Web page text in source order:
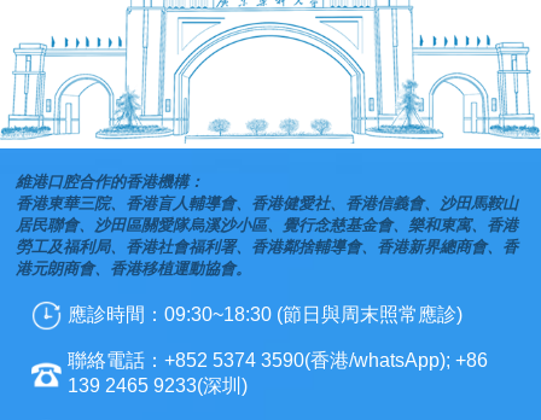
維港口腔合作的香港機構：
香港東華三院、香港盲人輔導會、香港健愛社、香港信義會、沙田馬鞍山
居民聯會、沙田區關愛隊烏溪沙小區、覺行念慈基金會、樂和東寓、香港
勞工及福利局、香港社會福利署、香港鄰捨輔導會、香港新界總商會、香
港元朗商會、香港移植運動協會。
應診時間：09:30~18:30 (節日與周末照常應診)
聯絡電話：+852 5374 3590(香港/whatsApp); +86
139 2465 9233(深圳)